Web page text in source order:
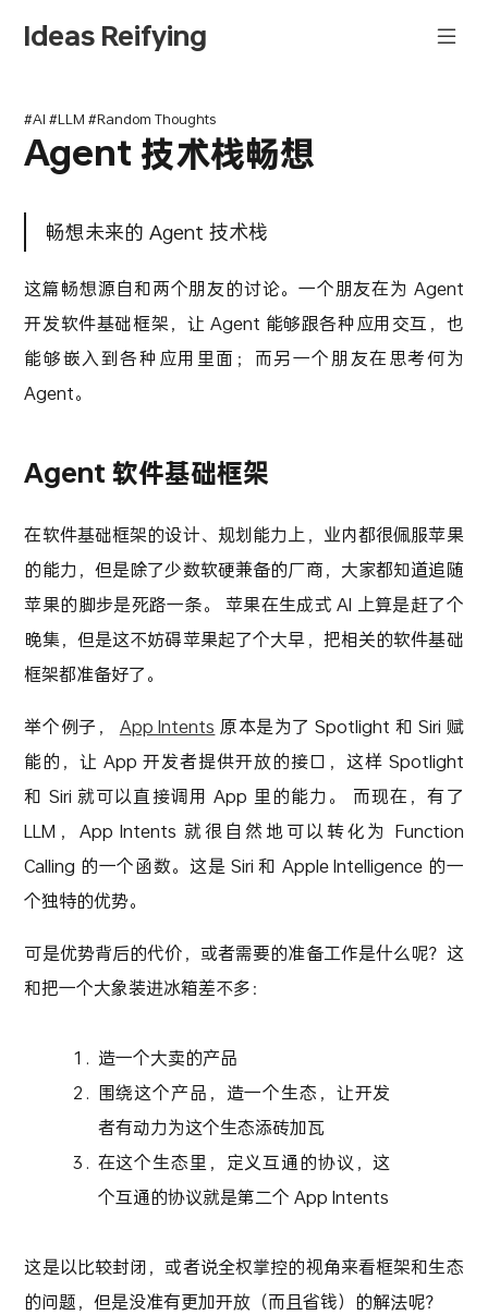
Ideas Reifying
#AI #LLM #Random Thoughts
Agent 技术栈畅想
畅想未来的 Agent 技术栈
这篇畅想源自和两个朋友的讨论。一个朋友在为 Agent
开发软件基础框架，让 Agent 能够跟各种应用交互，也
能够嵌入到各种应用里面；而另一个朋友在思考何为
Agent。
Agent 软件基础框架
在软件基础框架的设计、规划能力上，业内都很佩服苹果
的能力，但是除了少数软硬兼备的厂商，大家都知道追随
苹果的脚步是死路一条。 苹果在生成式 AI 上算是赶了个
晚集，但是这不妨碍苹果起了个大早，把相关的软件基础
框架都准备好了。
举个例子， App Intents 原本是为了 Spotlight 和 Siri 赋
能的，让 App 开发者提供开放的接口，这样 Spotlight
和 Siri 就可以直接调用 App 里的能力。 而现在，有了
LLM，App Intents 就很自然地可以转化为 Function
Calling 的一个函数。这是 Siri 和 Apple Intelligence 的一
个独特的优势。
可是优势背后的代价，或者需要的准备工作是什么呢？这
和把一个大象装进冰箱差不多：
造一个大卖的产品
围绕这个产品，造一个生态，让开发
者有动力为这个生态添砖加瓦
在这个生态里，定义互通的协议，这
个互通的协议就是第二个 App Intents
这是以比较封闭，或者说全权掌控的视角来看框架和生态
的问题，但是没准有更加开放（而且省钱）的解法呢？